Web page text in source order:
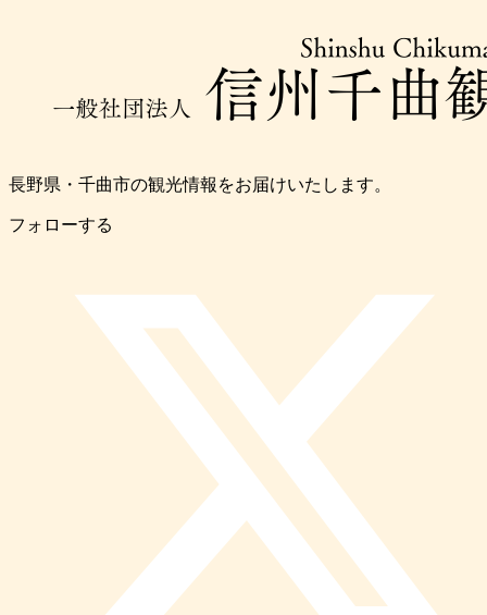
長野県・千曲市の観光情報をお届けいたします。
フォローする